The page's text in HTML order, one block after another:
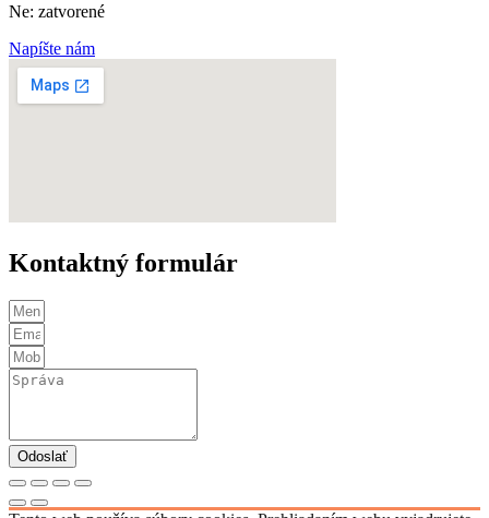
Ne: zatvorené
Napíšte nám
Kontaktný formulár
Odoslať